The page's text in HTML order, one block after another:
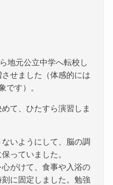
地元公立中学へ転校し
せました（体感的には
です）。
て、ひたすら演習しま
いようにして、脳の調
っていました。
がけて、食事や入浴の
に固定しました。勉強